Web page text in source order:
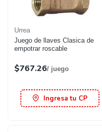
Urrea
Juego de llaves Clasica de
empotrar roscable
$767.26/ juego
Ingresa tu CP